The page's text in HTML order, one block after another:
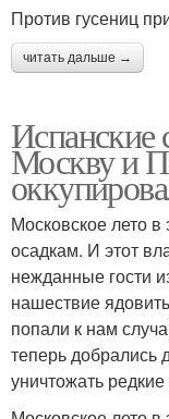
Против гусениц
читать дальше →
Испанские
Москву и
Московское лето
осадкам. И этот
нежданные гости
нашествие
попали к нам
теперь добрались
уничтожать